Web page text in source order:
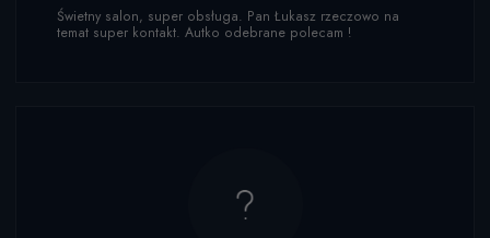
Świetny salon, super obsługa. Pan Łukasz rzeczowo na
temat super kontakt. Autko odebrane polecam !